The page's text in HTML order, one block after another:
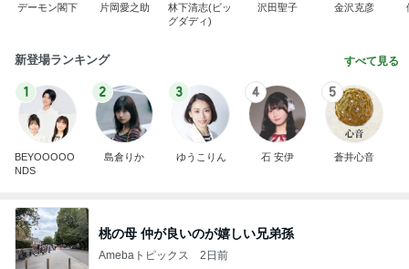
デーモン閣下 片岡愛之助
林下清志(ビッ
グダディ)
沢田聖子 金沢克彦
新登場ランキング すべて見る
1
BEYOOOOO
NDS
2
島倉りか
3
ゆうこりん
4
石 安伊
5
蒼井心音
桃の母 仲が良いのが嬉しい兄弟孫
Amebaトピックス 2日前